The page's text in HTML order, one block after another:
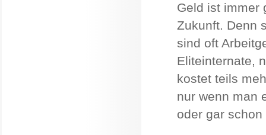
Geld ist immer
Zukunft. Denn
sind oft
Eliteinternate,
kostet teils
nur wenn man
oder gar